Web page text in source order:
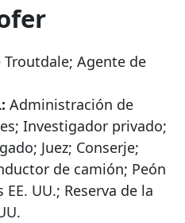
Troutdale; Agente de
Administración de
Investigador privado;
Juez; Conserje;
de camión; Peón
UU.; Reserva de la